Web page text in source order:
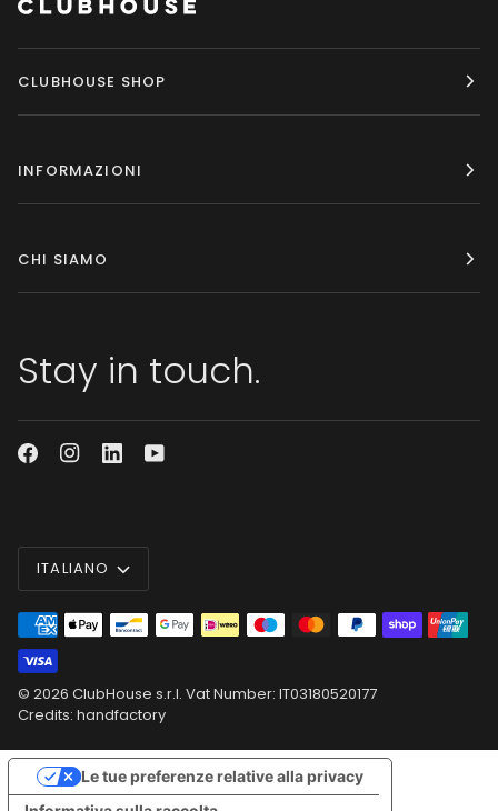
CLUBHOUSE SHOP
INFORMAZIONI
CHI SIAMO
Stay in touch.
Lingua
ITALIANO
© 2026 ClubHouse s.r.l. Vat Number: IT03180520177
Credits: handfactory
Le tue preferenze relative alla privacy